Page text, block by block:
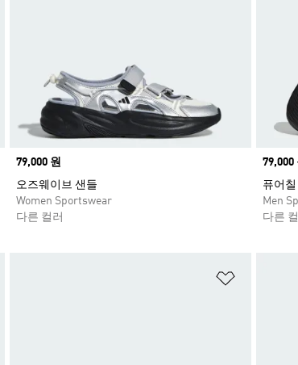
Price
79,000 원
오즈웨이브 샌들
Women Sportswear
다른 컬러
Price
79,000
퓨어칠
Men
다른